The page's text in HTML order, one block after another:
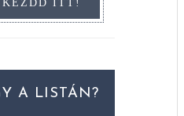
A LISTÁN?